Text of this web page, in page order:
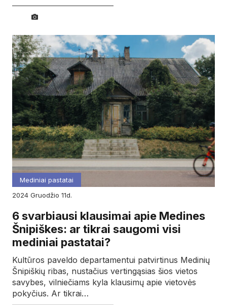
Mediniai pastatai
2024
gruodžio 11d.
6 svarbiausi klausimai apie Medines
Šnipiškes: ar tikrai saugomi visi
mediniai pastatai?
Kultūros paveldo departamentui patvirtinus Medinių
Šnipiškių ribas, nustačius vertingąsias šios vietos
savybes, vilniečiams kyla klausimų apie vietovės
pokyčius. Ar tikrai…